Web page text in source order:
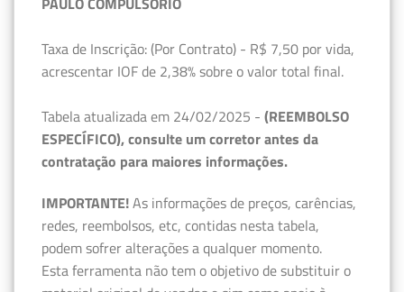
Taxa de Inscrição: (Por Contrato) - R$ 7,50 por vida,
acrescentar IOF de 2,38% sobre o valor total final.
Tabela atualizada em 24/02/2025 - (REEMBOLSO
ESPECÍFICO), consulte um corretor antes da
contratação para maiores informações.
IMPORTANTE!As informações de preços, carências,
redes, reembolsos, etc, contidas nesta tabela,
podem sofrer alterações a qualquer momento.
Esta ferramenta não tem o objetivo de substituir o